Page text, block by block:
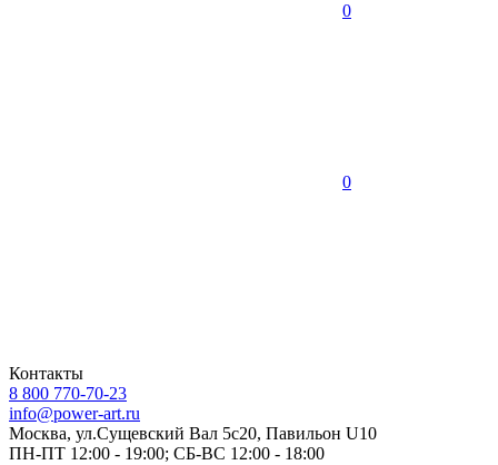
0
0
Контакты
8 800 770-70-23
info@power-art.ru
Москва, ул.Сущевский Вал 5с20, Павильон U10
ПН-ПТ 12:00 - 19:00; СБ-ВС 12:00 - 18:00